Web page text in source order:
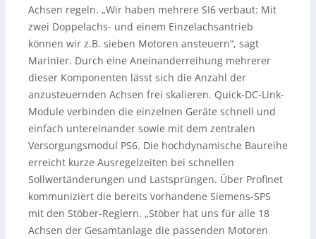
Achsen regeln. „Wir haben mehrere SI6 verbaut: Mit
zwei Doppelachs- und einem Einzelachsantrieb
können wir z.B. sieben Motoren ansteuern“, sagt
Marinier. Durch eine Aneinanderreihung mehrerer
dieser Komponenten lässt sich die Anzahl der
anzusteuernden Achsen frei skalieren. Quick-DC-Link-
Module verbinden die einzelnen Geräte schnell und
einfach untereinander sowie mit dem zentralen
Versorgungsmodul PS6. Die hochdynamische Baureihe
erreicht kurze Ausregelzeiten bei schnellen
Sollwertänderungen und Lastsprüngen. Über Profinet
kommuniziert die bereits vorhandene Siemens-SPS
mit den Stöber-Reglern. „Stöber hat uns für alle 18
Achsen der Gesamtanlage die passenden Motoren